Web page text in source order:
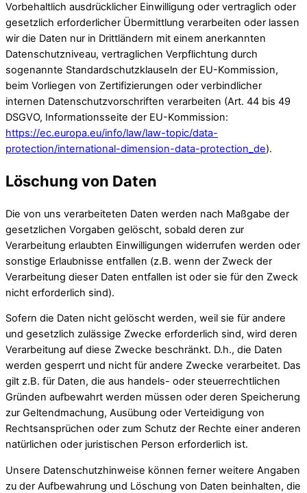
Vorbehaltlich ausdrücklicher Einwilligung oder vertraglich oder
gesetzlich erforderlicher Übermittlung verarbeiten oder lassen
wir die Daten nur in Drittländern mit einem anerkannten
Datenschutzniveau, vertraglichen Verpflichtung durch
sogenannte Standardschutzklauseln der EU-Kommission,
beim Vorliegen von Zertifizierungen oder verbindlicher
internen Datenschutzvorschriften verarbeiten (Art. 44 bis 49
DSGVO, Informationsseite der EU-Kommission:
https://ec.europa.eu/info/law/law-topic/data-
protection/international-dimension-data-protection_de).
Löschung von Daten
Die von uns verarbeiteten Daten werden nach Maßgabe der
gesetzlichen Vorgaben gelöscht, sobald deren zur
Verarbeitung erlaubten Einwilligungen widerrufen werden oder
sonstige Erlaubnisse entfallen (z.B. wenn der Zweck der
Verarbeitung dieser Daten entfallen ist oder sie für den Zweck
nicht erforderlich sind).
Sofern die Daten nicht gelöscht werden, weil sie für andere
und gesetzlich zulässige Zwecke erforderlich sind, wird deren
Verarbeitung auf diese Zwecke beschränkt. D.h., die Daten
werden gesperrt und nicht für andere Zwecke verarbeitet. Das
gilt z.B. für Daten, die aus handels- oder steuerrechtlichen
Gründen aufbewahrt werden müssen oder deren Speicherung
zur Geltendmachung, Ausübung oder Verteidigung von
Rechtsansprüchen oder zum Schutz der Rechte einer anderen
natürlichen oder juristischen Person erforderlich ist.
Unsere Datenschutzhinweise können ferner weitere Angaben
zu der Aufbewahrung und Löschung von Daten beinhalten, die